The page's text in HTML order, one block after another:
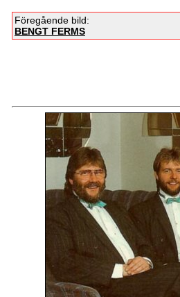
Föregående bild:
BENGT FERMS